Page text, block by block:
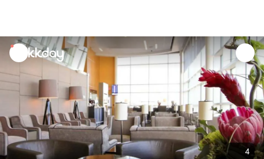
unread
notifications
4